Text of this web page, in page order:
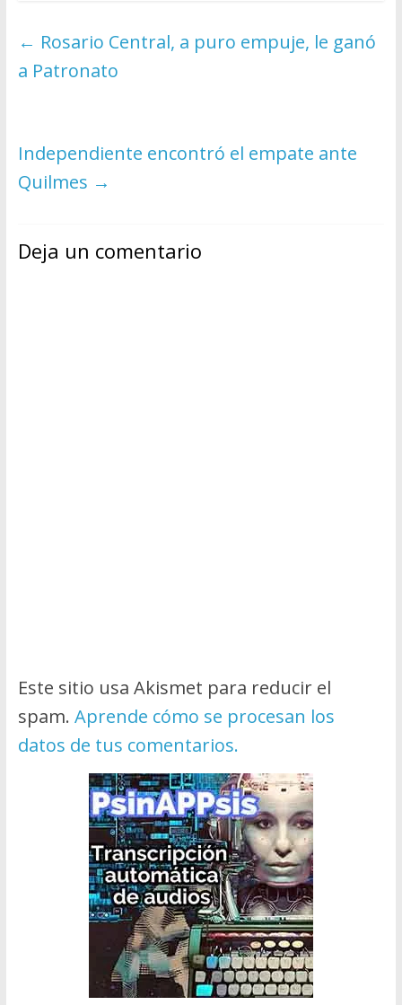
← Rosario Central, a puro empuje, le ganó
a Patronato
Independiente encontró el empate ante
Quilmes →
Deja un comentario
Este sitio usa Akismet para reducir el
spam. Aprende cómo se procesan los
datos de tus comentarios.